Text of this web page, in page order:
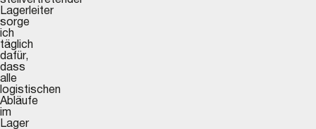
Lagerleiter
sorge
ich
täglich
dafür,
dass
alle
logistischen
Abläufe
im
Lager